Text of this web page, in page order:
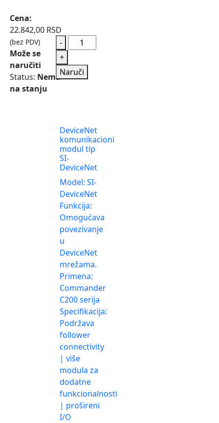
Status: Nema
na stanju
Može se
naručiti
Cena:
22.842,00 RSD
(bez PDV)
-
+
Naruči
DeviceNet
komunikacioni
modul tip
SI-
DeviceNet
Model: SI-
DeviceNet
Funkcija:
Omogućava
povezivanje
u
DeviceNet
mrežama.
Primena:
Commander
C200 serija
Specifikacija:
Podržava
follower
connectivity
| više
modula za
dodatne
funkcionalnosti
| prošireni
I/O​